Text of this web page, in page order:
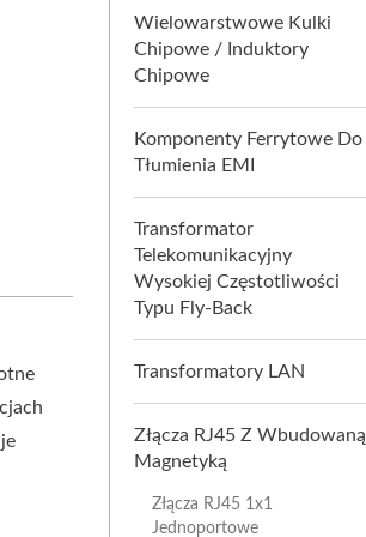
Wielowarstwowe Kulki
Chipowe / Induktory
Chipowe
Komponenty Ferrytowe Do
Tłumienia EMI
Transformator
Telekomunikacyjny
Wysokiej Częstotliwości
Typu Fly-Back
Transformatory LAN
Złącza RJ45 Z Wbudowaną
Magnetyką
Złącza RJ45 1x1
Jednoportowe